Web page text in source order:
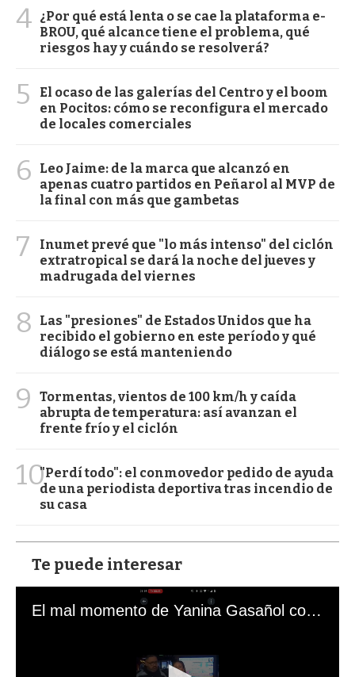
4 ¿Por qué está lenta o se cae la plataforma e-
BROU, qué alcance tiene el problema, qué
riesgos hay y cuándo se resolverá?
5
El ocaso de las galerías del Centro y el boom
en Pocitos: cómo se reconfigura el mercado
de locales comerciales
6
Leo Jaime: de la marca que alcanzó en
apenas cuatro partidos en Peñarol al MVP de
la final con más que gambetas
7
Inumet prevé que "lo más intenso" del ciclón
extratropical se dará la noche del jueves y
madrugada del viernes
8
Las "presiones" de Estados Unidos que ha
recibido el gobierno en este período y qué
diálogo se está manteniendo
9
Tormentas, vientos de 100 km/h y caída
abrupta de temperatura: así avanzan el
frente frío y el ciclón
10"Perdí todo": el conmovedor pedido de ayuda
de una periodista deportiva tras incendio de
su casa
Te puede interesar
El mal momento de Yanina Gasañol con un hincha argentino en "Subrayado"